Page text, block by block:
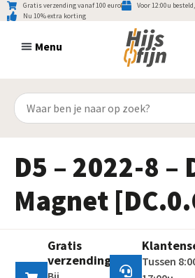
Gratis verzending vanaf 100 euro
Voor 12:00u
Nu 10% extra korting
D5 – 2022-8 –
Magnet
Gratis
verzending
Tussen